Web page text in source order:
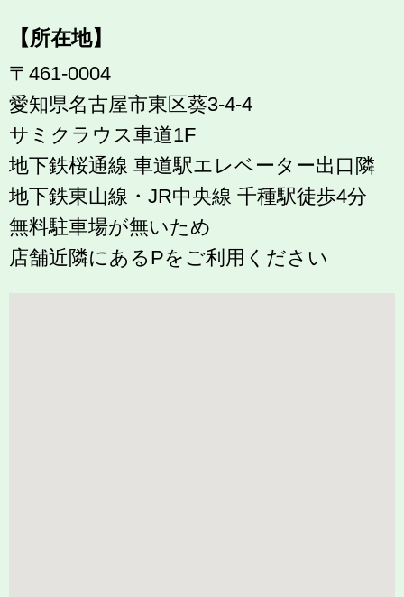
【所在地】
〒461-0004
愛知県名古屋市東区葵3-4-4
サミクラウス車道1F
地下鉄桜通線 車道駅エレベーター出口隣
地下鉄東山線・JR中央線 千種駅徒歩4分
無料駐車場が無いため
店舗近隣にあるPをご利用ください